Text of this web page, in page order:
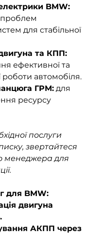
BMW:
для стабільної
та КПП:
ефективної та
роботи автомобіля.
ГРМ: для
ресурсу
послуги
звертайтеся
менеджера для
для BMW:
двигуна
АКПП через